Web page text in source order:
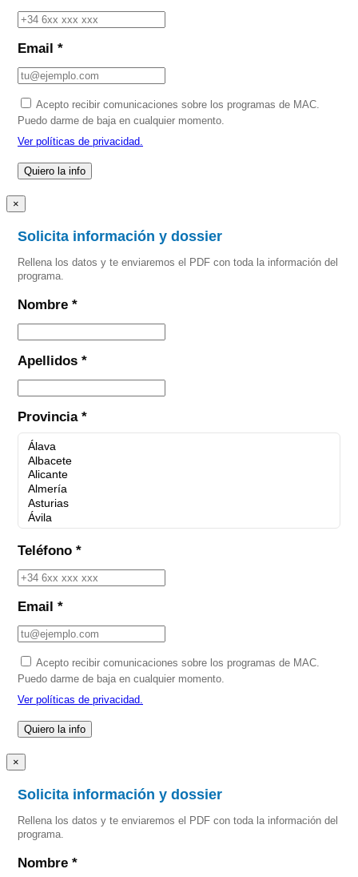
Email *
Acepto recibir comunicaciones sobre los programas de MAC.
Puedo darme de baja en cualquier momento.
Ver políticas de privacidad.
×
Solicita información y dossier
Rellena los datos y te enviaremos el PDF con toda la información del
programa.
Nombre *
Apellidos *
Provincia *
Teléfono *
Email *
Acepto recibir comunicaciones sobre los programas de MAC.
Puedo darme de baja en cualquier momento.
Ver políticas de privacidad.
×
Solicita información y dossier
Rellena los datos y te enviaremos el PDF con toda la información del
programa.
Nombre *